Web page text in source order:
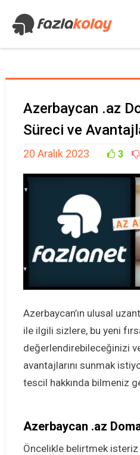
Azerbaycan .az
Süreci ve
20 Aralık 2023 3
Azerbaycan’ın ulusal
ile ilgili sizlere, bu yeni
değerlendirebileceğinizi
avantajlarını sunmak
tescil hakkında bilmeniz
Azerbaycan .az
Öncelikle belirtmek isteriz